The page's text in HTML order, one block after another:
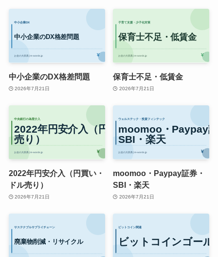
中小企業のDX格差問題
2026年7月21日
保育士不足・低賃金
2026年7月21日
2022年円安介入（円買い・
ドル売り）
2026年7月21日
moomoo・Paypay証券・
SBI・楽天
2026年7月21日